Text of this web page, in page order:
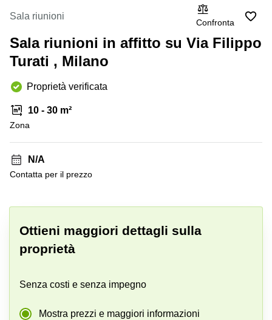
Verona
Napoli
center
Bologna
center
Business
center
Roma
Coworking
Bergamo
Coworking
Lecco
Sala riunioni
Confronta
Sala riunioni in affitto su Via Filippo
Turati , Milano
Proprietà verificata
10 - 30 m²
Zona
N/A
Сontatta per il prezzo
Ottieni maggiori dettagli sulla
proprietà
Senza costi e senza impegno
Mostra prezzi e maggiori informazioni